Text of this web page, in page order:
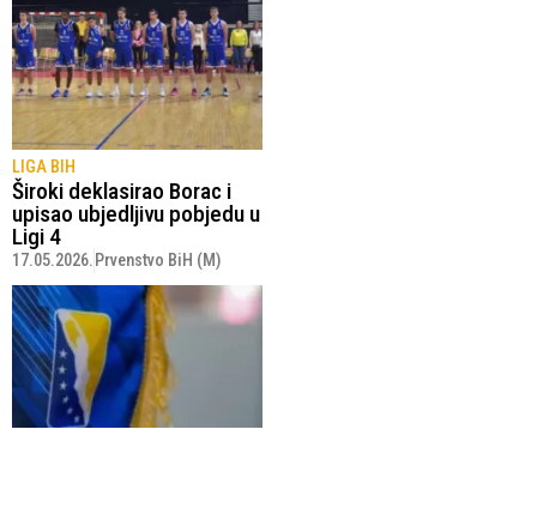
LIGA BIH
Široki deklasirao Borac i
upisao ubjedljivu pobjedu u
Ligi 4
17.05.2026. Prvenstvo BiH (M)